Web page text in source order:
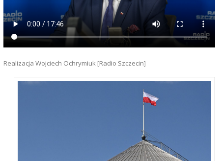
Realizacja Wojciech Ochrymiuk [Radio Szczecin]